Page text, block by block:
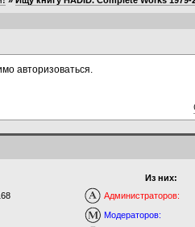
авторизоваться.
Из них:
Администраторов:
Модераторов: